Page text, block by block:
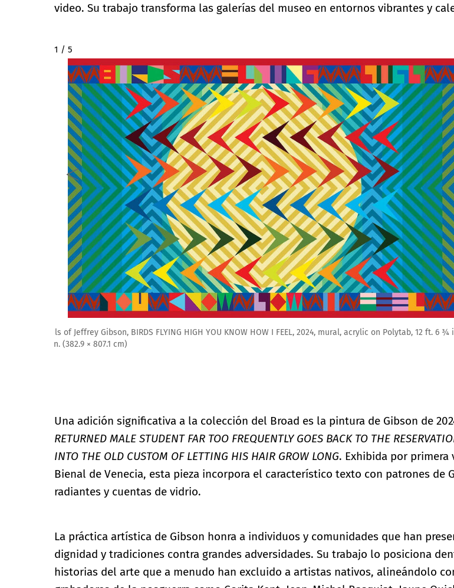
video. Su trabajo transforma las galerías del museo en entornos vibrantes y
2 / 5
Jeffrey Gibson. WE ARE MADE BY HISTORY, 2024. Mural: acrylic on Polytab; 12 ft. 6 ¾ in. × 26 ft. 5 ¾ in.
Una adición significativa a la colección del Broad es la pintura de Gibson de
RETURNED MALE STUDENT FAR TOO FREQUENTLY GOES BACK TO THE
INTO THE OLD CUSTOM OF LETTING HIS HAIR GROW LONG. Exhibida por primera
Bienal de Venecia, esta pieza incorpora el característico texto con patrones de
radiantes y cuentas de vidrio.
La práctica artística de Gibson honra a individuos y comunidades que han
dignidad y tradiciones contra grandes adversidades. Su trabajo lo posiciona
historias del arte que a menudo han excluido a artistas nativos, alineándolo